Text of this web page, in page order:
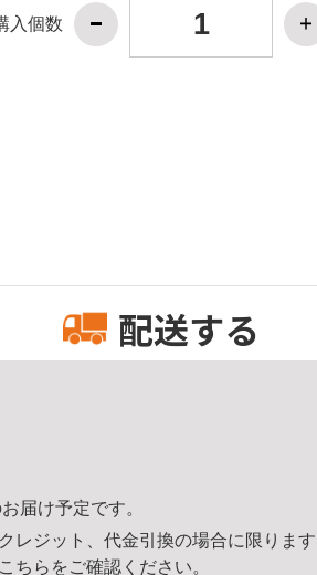
入個数
配送する
届け予定です。
レジット、代金引換の場合に限りま
こちら をご確認ください。